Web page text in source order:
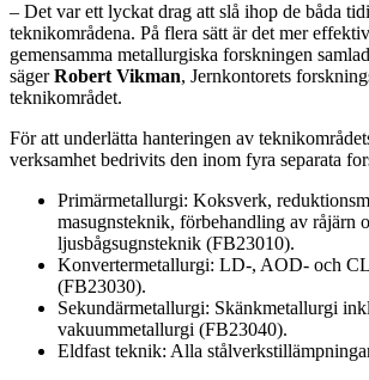
– Det var ett lyckat drag att slå ihop de båda
teknikområdena. På flera sätt är det mer
gemensamma metallurgiska forskningen
sägerRobert Vikman, Jernkontorets
teknikområdet.
För att underlätta hanteringen av
verksamhet bedrivits den inom fyra separata
Primärmetallurgi: Koksverk,
masugnsteknik, förbehandling av råjärn
ljusbågsugnsteknik (FB23010).
Konvertermetallurgi: LD-, AOD- och
(FB23030).
Sekundärmetallurgi: Skänkmetallurgi
vakuummetallurgi (FB23040).
Eldfast teknik: Alla